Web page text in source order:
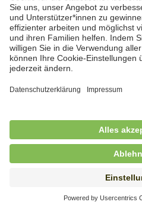
in Vollzeit (38,5 Std./Wo.),
Saarbrücken, Saarbrücken
Hauswirtschaftskraft
in Teilzeit (mind. 20 - max.
Hauswirtschaftskraft
in unbefristeter Anstellung,
Kinderdorf Dortmund,